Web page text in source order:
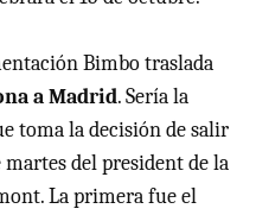
Bimbo traslada
a Madrid. Sería la
toma la decisión de salir
del president de la
La primera fue el